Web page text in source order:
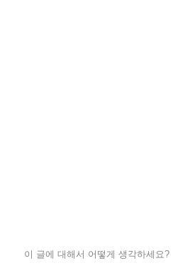
이 글에 대해서 어떻게 생각하세요?